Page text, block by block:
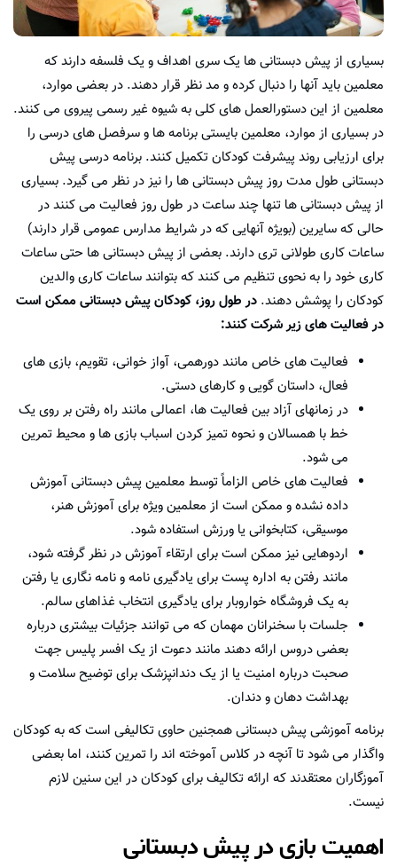
بسیاری از پیش دبستانی ها یک سری اهداف و یک فلسفه دارند که
معلمین باید آنها را دنبال کرده و مد نظر قرار دهند. در بعضی موارد،
معلمین از این دستورالعمل های کلی به شیوه غیر رسمی پیروی می کنند.
در بسیاری از موارد، معلمین بایستی برنامه ها و سرفصل های درسی را
برای ارزیابی روند پیشرفت کودکان تکمیل کنند. برنامه درسی پیش
دبستانی طول مدت روز پیش دبستانی ها را نیز در نظر می گیرد. بسیاری
از پیش دبستانی ها تنها چند ساعت در طول روز فعالیت می کنند در
حالی که سایرین (بویژه آنهایی که در شرایط مدارس عمومی قرار دارند)
ساعات کاری طولانی تری دارند. بعضی از پیش دبستانی ها حتی ساعات
کاری خود را به نحوی تنظیم می کنند که بتوانند ساعات کاری والدین
کودکان را پوشش دهند. در طول روز، کودکان پیش دبستانی ممکن است
در فعالیت های زیر شرکت کنند:
فعالیت های خاص مانند دورهمی، آواز خوانی، تقویم، بازی های
فعال، داستان گویی و کارهای دستی.
در زمانهای آزاد بین فعالیت ها، اعمالی مانند راه رفتن بر روی یک
خط با همسالان و نحوه تمیز کردن اسباب بازی ها و محیط تمرین
می شود.
فعالیت های خاص الزاماً توسط معلمین پیش دبستانی آموزش
داده نشده و ممکن است از معلمین ویژه برای آموزش هنر،
موسیقی، کتابخوانی یا ورزش استفاده شود.
اردوهایی نیز ممکن است برای ارتقاء آموزش در نظر گرفته شود،
مانند رفتن به اداره پست برای یادگیری نامه و نامه نگاری یا رفتن
به یک فروشگاه خواروبار برای یادگیری انتخاب غذاهای سالم.
جلسات با سخنرانان مهمان که می توانند جزئیات بیشتری درباره
بعضی دروس ارائه دهند مانند دعوت از یک افسر پلیس جهت
صحبت درباره امنیت یا از یک دندانپزشک برای توضیح سلامت و
بهداشت دهان و دندان.
برنامه آموزشی پیش دبستانی همجنین حاوی تکالیفی است که به کودکان
واگذار می شود تا آنچه در کلاس آموخته اند را تمرین کنند، اما بعضی
آموزگاران معتقدند که ارائه تکالیف برای کودکان در این سنین لازم
نیست.
اهمیت بازی در پیش دبستانی